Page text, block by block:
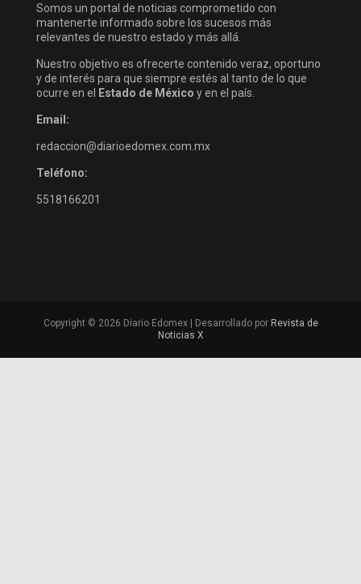
Somos un portal de noticias comprometido con
mantenerte informado sobre los sucesos más
relevantes de nuestro estado y más allá.
Nuestro objetivo es ofrecerte contenido veraz, oportuno
y de interés para que siempre estés al tanto de lo que
ocurre en el
Estado de México y en el país.
Email:
redaccion@diarioedomex.com.mx
Teléfono:
5518166201
Copyright © 2026 Diario Edomex | Desarrollado por Revista de
Noticias X